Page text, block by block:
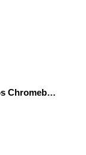
Dale una oportunidad a los Chromebooks y utiliza un proyector para realizar talleres si no tienes pantallas táctiles